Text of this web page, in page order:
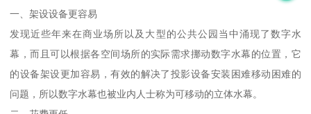
一、架设设备更容易
发现近些年来在商业场所以及大型的公共公园当中涌现了数字水
幕，而且可以根据各空间场所的实际需求挪动数字水幕的位置，它
的设备架设更加容易，有效的解决了投影设备安装困难移动困难的
问题，所以数字水幕也被业内人士称为可移动的立体水幕。